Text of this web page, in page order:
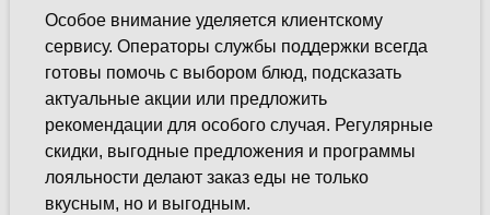
Особое внимание уделяется клиентскому
сервису. Операторы службы поддержки всегда
готовы помочь с выбором блюд, подсказать
актуальные акции или предложить
рекомендации для особого случая. Регулярные
скидки, выгодные предложения и программы
лояльности делают заказ еды не только
вкусным, но и выгодным.